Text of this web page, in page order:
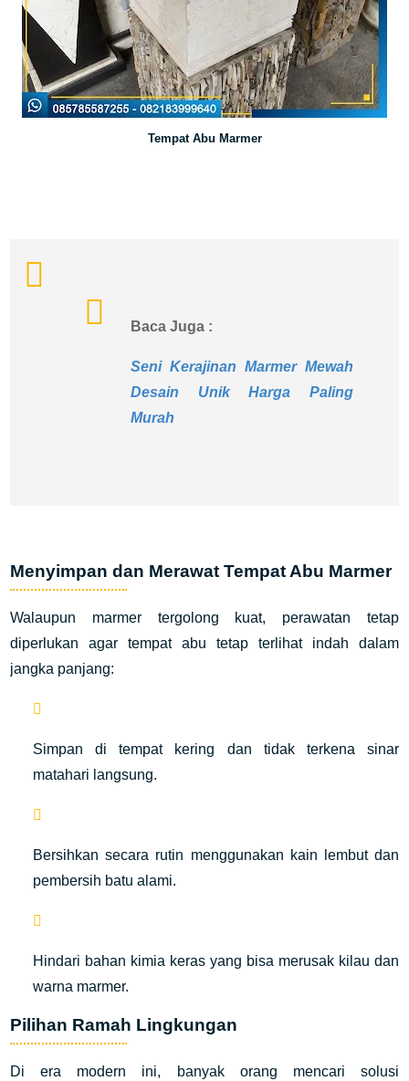
Tempat Abu Marmer
Baca Juga :
Seni Kerajinan Marmer Mewah
Desain Unik Harga Paling
Murah
Menyimpan dan Merawat Tempat Abu Marmer
Walaupun marmer tergolong kuat, perawatan tetap
diperlukan agar tempat abu tetap terlihat indah dalam
jangka panjang:
Simpan di tempat kering dan tidak terkena sinar
matahari langsung.
Bersihkan secara rutin menggunakan kain lembut dan
pembersih batu alami.
Hindari bahan kimia keras yang bisa merusak kilau dan
warna marmer.
Pilihan Ramah Lingkungan
Di era modern ini, banyak orang mencari solusi